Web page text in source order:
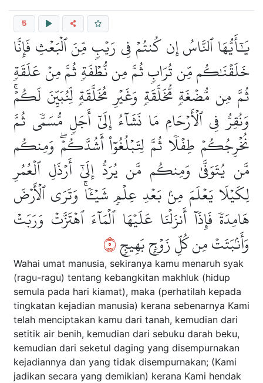
5
يَٰٓأَيُّهَا ٱلنَّاسُ إِن كُنتُمۡ فِي رَيۡبٖ مِّنَ ٱلۡبَعۡثِ فَإِنَّا
خَلَقۡنَٰكُم مِّن تُرَابٖ ثُمَّ مِن نُّطۡفَةٖ ثُمَّ مِنۡ عَلَقَةٖ
ثُمَّ مِن مُّضۡغَةٖ مُّخَلَّقَةٖ وَغَيۡرِ مُخَلَّقَةٖ لِّنُبَيِّنَ لَكُمۡۚ
وَنُقِرُّ فِي ٱلۡأَرۡحَامِ مَا نَشَآءُ إِلَىٰٓ أَجَلٖ مُّسَمّٗى ثُمَّ
نُخۡرِجُكُمۡ طِفۡلٗا ثُمَّ لِتَبۡلُغُوٓاْ أَشُدَّكُمۡۖ وَمِنكُم
مَّن يُتَوَفَّىٰ وَمِنكُم مَّن يُرَدُّ إِلَىٰٓ أَرۡذَلِ ٱلۡعُمُرِ
لِكَيۡلَا يَعۡلَمَ مِنۢ بَعۡدِ عِلۡمٖ شَيۡـٔٗاۚ وَتَرَى ٱلۡأَرۡضَ
هَامِدَةٗ فَإِذَآ أَنزَلۡنَا عَلَيۡهَا ٱلۡمَآءَ ٱهۡتَزَّتۡ وَرَبَتۡ
وَأَنۢبَتَتۡ مِن كُلِّ زَوۡجِۭ بَهِيجٖ٥
Wahai umat manusia, sekiranya kamu menaruh syak
(ragu-ragu) tentang kebangkitan makhluk (hidup
semula pada hari kiamat), maka (perhatilah kepada
tingkatan kejadian manusia) kerana sebenarnya Kami
telah menciptakan kamu dari tanah, kemudian dari
setitik air benih, kemudian dari sebuku darah beku,
kemudian dari seketul daging yang disempurnakan
kejadiannya dan yang tidak disempurnakan; (Kami
jadikan secara yang demikian) kerana Kami hendak